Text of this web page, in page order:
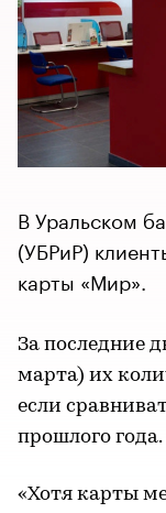
В Уральском
(УБРиР)
карты «Мир».
За последние
марта) их
если
прошлого года.
«Хотя карты